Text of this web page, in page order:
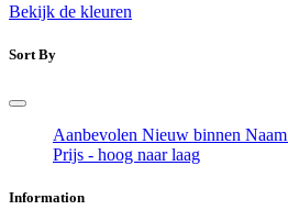
Bekijk de kleuren
Sort By
Aanbevolen Nieuw binnen
Prijs - hoog naar laag
Information